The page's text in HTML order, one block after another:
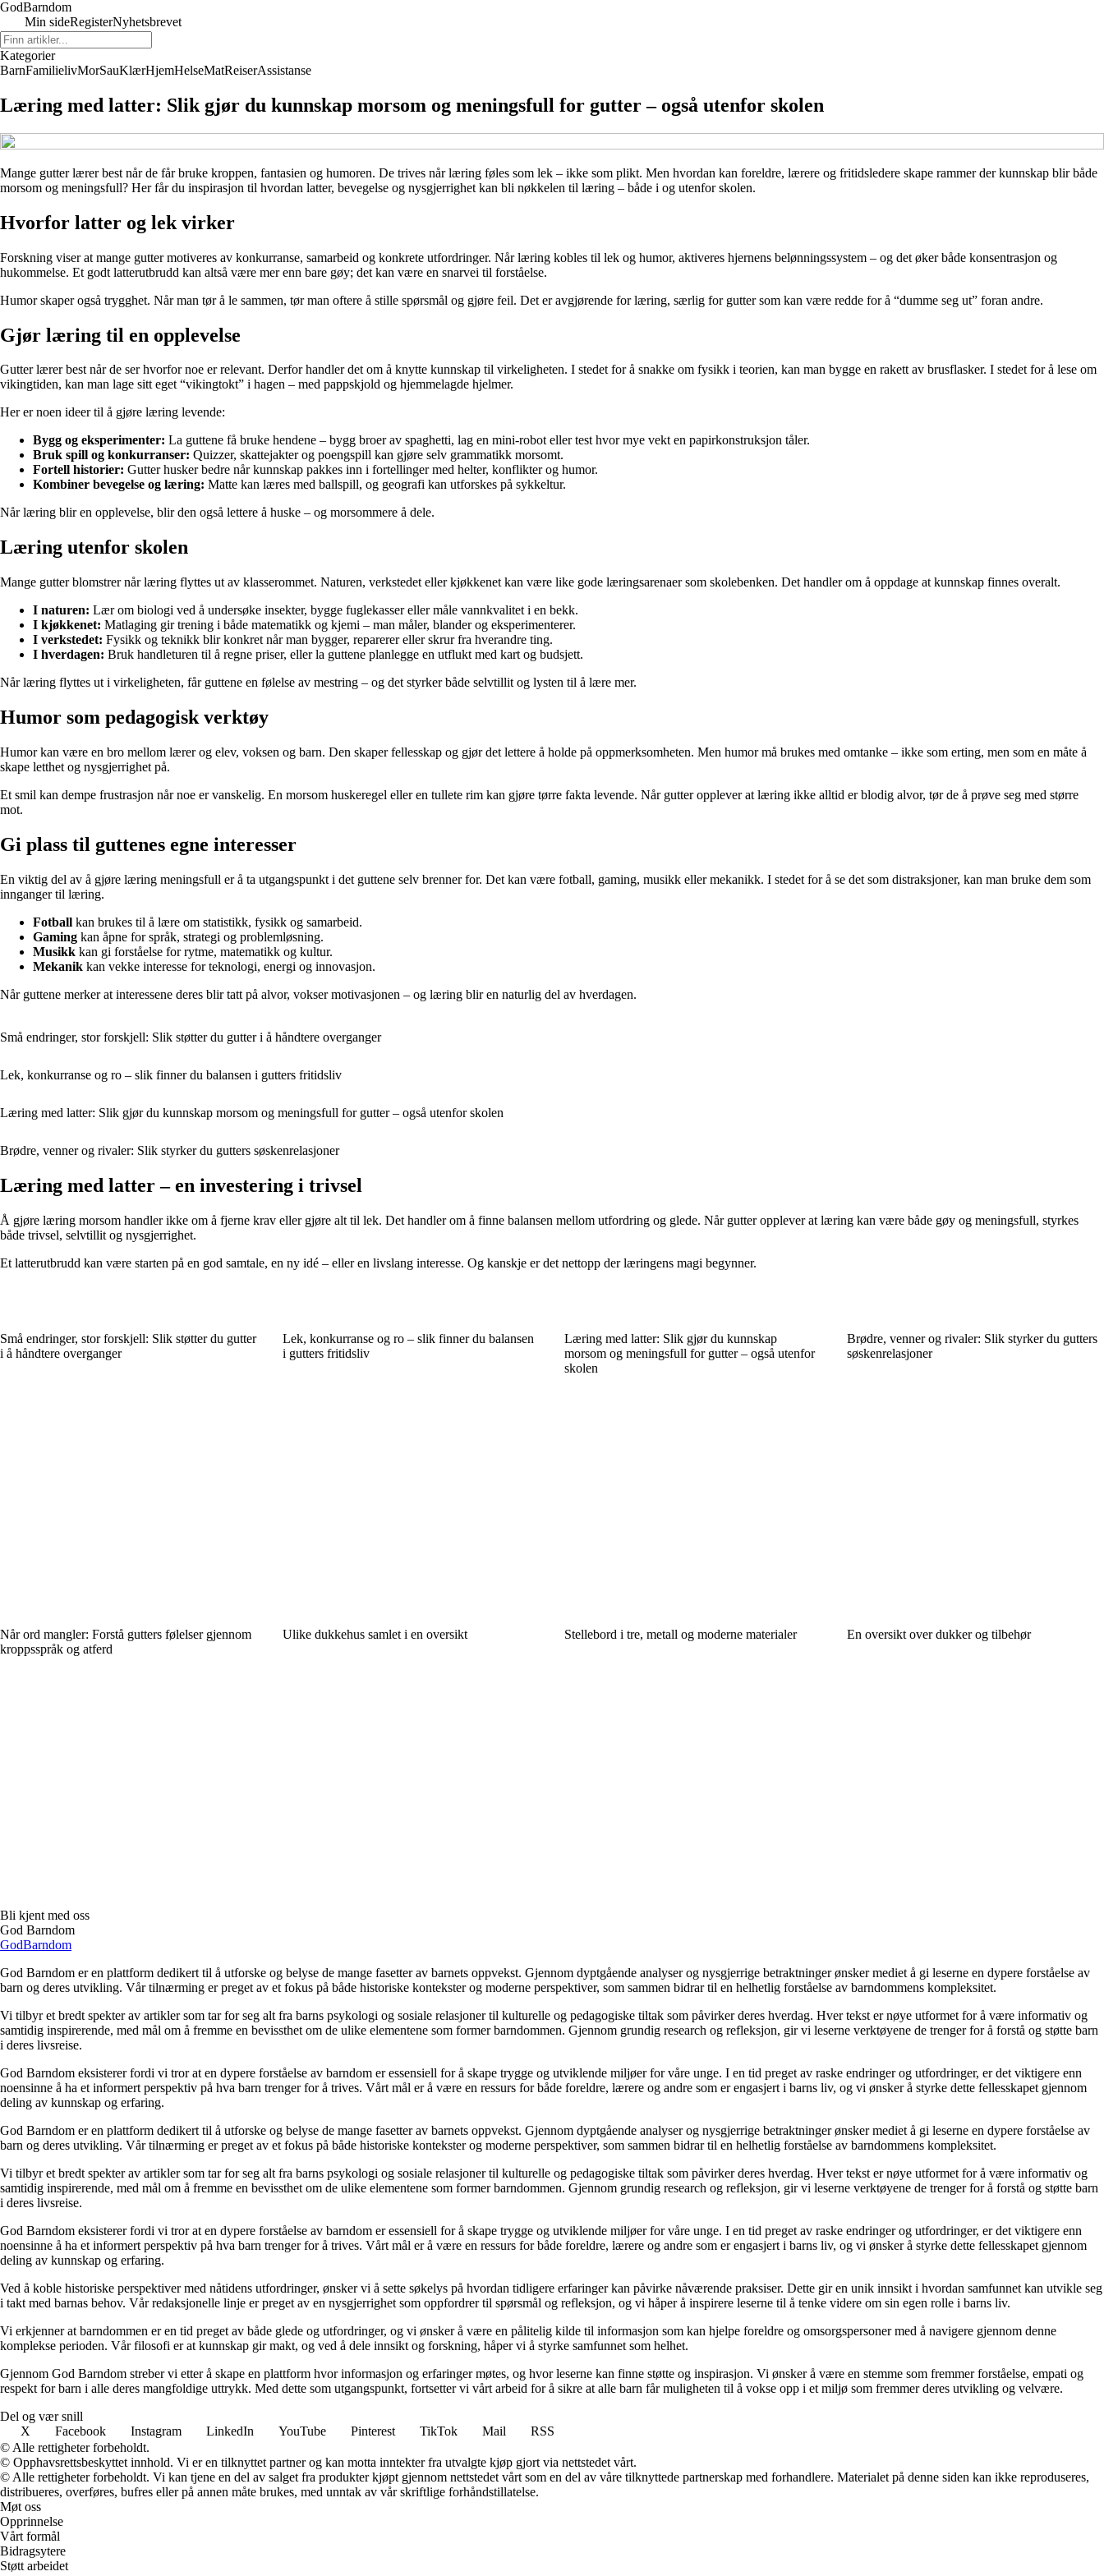
GodBarndom
Min sideRegisterNyhetsbrevet
Kategorier
BarnFamilielivMorSauKlærHjemHelseMatReiserAssistanse
Læring med latter: Slik gjør du kunnskap morsom og meningsfull for gutter – også utenfor skolen
Mange gutter lærer best når de får bruke kroppen, fantasien og humoren. De trives når læring føles som lek – ikke som plikt. Men hvordan kan foreldre, lærere og fritidsledere skape rammer der kunnskap blir både
morsom og meningsfull? Her får du inspirasjon til hvordan latter, bevegelse og nysgjerrighet kan bli nøkkelen til læring – både i og utenfor skolen.
Hvorfor latter og lek virker
Forskning viser at mange gutter motiveres av konkurranse, samarbeid og konkrete utfordringer. Når læring kobles til lek og humor, aktiveres hjernens belønningssystem – og det øker både konsentrasjon og
hukommelse. Et godt latterutbrudd kan altså være mer enn bare gøy; det kan være en snarvei til forståelse.
Humor skaper også trygghet. Når man tør å le sammen, tør man oftere å stille spørsmål og gjøre feil. Det er avgjørende for læring, særlig for gutter som kan være redde for å “dumme seg ut” foran andre.
Gjør læring til en opplevelse
Gutter lærer best når de ser hvorfor noe er relevant. Derfor handler det om å knytte kunnskap til virkeligheten. I stedet for å snakke om fysikk i teorien, kan man bygge en rakett av brusflasker. I stedet for å lese om
vikingtiden, kan man lage sitt eget “vikingtokt” i hagen – med pappskjold og hjemmelagde hjelmer.
Her er noen ideer til å gjøre læring levende:
Bygg og eksperimenter: La guttene få bruke hendene – bygg broer av spaghetti, lag en mini-robot eller test hvor mye vekt en papirkonstruksjon tåler.
Bruk spill og konkurranser: Quizzer, skattejakter og poengspill kan gjøre selv grammatikk morsomt.
Fortell historier: Gutter husker bedre når kunnskap pakkes inn i fortellinger med helter, konflikter og humor.
Kombiner bevegelse og læring: Matte kan læres med ballspill, og geografi kan utforskes på sykkeltur.
Når læring blir en opplevelse, blir den også lettere å huske – og morsommere å dele.
Læring utenfor skolen
Mange gutter blomstrer når læring flyttes ut av klasserommet. Naturen, verkstedet eller kjøkkenet kan være like gode læringsarenaer som skolebenken. Det handler om å oppdage at kunnskap finnes overalt.
I naturen: Lær om biologi ved å undersøke insekter, bygge fuglekasser eller måle vannkvalitet i en bekk.
I kjøkkenet: Matlaging gir trening i både matematikk og kjemi – man måler, blander og eksperimenterer.
I verkstedet: Fysikk og teknikk blir konkret når man bygger, reparerer eller skrur fra hverandre ting.
I hverdagen: Bruk handleturen til å regne priser, eller la guttene planlegge en utflukt med kart og budsjett.
Når læring flyttes ut i virkeligheten, får guttene en følelse av mestring – og det styrker både selvtillit og lysten til å lære mer.
Humor som pedagogisk verktøy
Humor kan være en bro mellom lærer og elev, voksen og barn. Den skaper fellesskap og gjør det lettere å holde på oppmerksomheten. Men humor må brukes med omtanke – ikke som erting, men som en måte å
skape letthet og nysgjerrighet på.
Et smil kan dempe frustrasjon når noe er vanskelig. En morsom huskeregel eller en tullete rim kan gjøre tørre fakta levende. Når gutter opplever at læring ikke alltid er blodig alvor, tør de å prøve seg med større
mot.
Gi plass til guttenes egne interesser
En viktig del av å gjøre læring meningsfull er å ta utgangspunkt i det guttene selv brenner for. Det kan være fotball, gaming, musikk eller mekanikk. I stedet for å se det som distraksjoner, kan man bruke dem som
innganger til læring.
Fotball kan brukes til å lære om statistikk, fysikk og samarbeid.
Gaming kan åpne for språk, strategi og problemløsning.
Musikk kan gi forståelse for rytme, matematikk og kultur.
Mekanik kan vekke interesse for teknologi, energi og innovasjon.
Når guttene merker at interessene deres blir tatt på alvor, vokser motivasjonen – og læring blir en naturlig del av hverdagen.
Små endringer, stor forskjell: Slik støtter du gutter i å håndtere overganger
Lek, konkurranse og ro – slik finner du balansen i gutters fritidsliv
Læring med latter: Slik gjør du kunnskap morsom og meningsfull for gutter – også utenfor skolen
Brødre, venner og rivaler: Slik styrker du gutters søskenrelasjoner
Læring med latter – en investering i trivsel
Å gjøre læring morsom handler ikke om å fjerne krav eller gjøre alt til lek. Det handler om å finne balansen mellom utfordring og glede. Når gutter opplever at læring kan være både gøy og meningsfull, styrkes
både trivsel, selvtillit og nysgjerrighet.
Et latterutbrudd kan være starten på en god samtale, en ny idé – eller en livslang interesse. Og kanskje er det nettopp der læringens magi begynner.
Små endringer, stor forskjell: Slik støtter du gutter
i å håndtere overganger
Lek, konkurranse og ro – slik finner du balansen
i gutters fritidsliv
Læring med latter: Slik gjør du kunnskap
morsom og meningsfull for gutter – også utenfor
skolen
Brødre, venner og rivaler: Slik styrker du gutters
søskenrelasjoner
Når ord mangler: Forstå gutters følelser gjennom
kroppsspråk og atferd
Ulike dukkehus samlet i en oversikt Stellebord i tre, metall og moderne materialer En oversikt over dukker og tilbehør
Bli kjent med oss
God Barndom
GodBarndom
God Barndom er en plattform dedikert til å utforske og belyse de mange fasetter av barnets oppvekst. Gjennom dyptgående analyser og nysgjerrige betraktninger ønsker mediet å gi leserne en dypere forståelse av
barn og deres utvikling. Vår tilnærming er preget av et fokus på både historiske kontekster og moderne perspektiver, som sammen bidrar til en helhetlig forståelse av barndommens kompleksitet.
Vi tilbyr et bredt spekter av artikler som tar for seg alt fra barns psykologi og sosiale relasjoner til kulturelle og pedagogiske tiltak som påvirker deres hverdag. Hver tekst er nøye utformet for å være informativ og
samtidig inspirerende, med mål om å fremme en bevissthet om de ulike elementene som former barndommen. Gjennom grundig research og refleksjon, gir vi leserne verktøyene de trenger for å forstå og støtte barn
i deres livsreise.
God Barndom eksisterer fordi vi tror at en dypere forståelse av barndom er essensiell for å skape trygge og utviklende miljøer for våre unge. I en tid preget av raske endringer og utfordringer, er det viktigere enn
noensinne å ha et informert perspektiv på hva barn trenger for å trives. Vårt mål er å være en ressurs for både foreldre, lærere og andre som er engasjert i barns liv, og vi ønsker å styrke dette fellesskapet gjennom
deling av kunnskap og erfaring.
God Barndom er en plattform dedikert til å utforske og belyse de mange fasetter av barnets oppvekst. Gjennom dyptgående analyser og nysgjerrige betraktninger ønsker mediet å gi leserne en dypere forståelse av
barn og deres utvikling. Vår tilnærming er preget av et fokus på både historiske kontekster og moderne perspektiver, som sammen bidrar til en helhetlig forståelse av barndommens kompleksitet.
Vi tilbyr et bredt spekter av artikler som tar for seg alt fra barns psykologi og sosiale relasjoner til kulturelle og pedagogiske tiltak som påvirker deres hverdag. Hver tekst er nøye utformet for å være informativ og
samtidig inspirerende, med mål om å fremme en bevissthet om de ulike elementene som former barndommen. Gjennom grundig research og refleksjon, gir vi leserne verktøyene de trenger for å forstå og støtte barn
i deres livsreise.
God Barndom eksisterer fordi vi tror at en dypere forståelse av barndom er essensiell for å skape trygge og utviklende miljøer for våre unge. I en tid preget av raske endringer og utfordringer, er det viktigere enn
noensinne å ha et informert perspektiv på hva barn trenger for å trives. Vårt mål er å være en ressurs for både foreldre, lærere og andre som er engasjert i barns liv, og vi ønsker å styrke dette fellesskapet gjennom
deling av kunnskap og erfaring.
Ved å koble historiske perspektiver med nåtidens utfordringer, ønsker vi å sette søkelys på hvordan tidligere erfaringer kan påvirke nåværende praksiser. Dette gir en unik innsikt i hvordan samfunnet kan utvikle seg
i takt med barnas behov. Vår redaksjonelle linje er preget av en nysgjerrighet som oppfordrer til spørsmål og refleksjon, og vi håper å inspirere leserne til å tenke videre om sin egen rolle i barns liv.
Vi erkjenner at barndommen er en tid preget av både glede og utfordringer, og vi ønsker å være en pålitelig kilde til informasjon som kan hjelpe foreldre og omsorgspersoner med å navigere gjennom denne
komplekse perioden. Vår filosofi er at kunnskap gir makt, og ved å dele innsikt og forskning, håper vi å styrke samfunnet som helhet.
Gjennom God Barndom streber vi etter å skape en plattform hvor informasjon og erfaringer møtes, og hvor leserne kan finne støtte og inspirasjon. Vi ønsker å være en stemme som fremmer forståelse, empati og
respekt for barn i alle deres mangfoldige uttrykk. Med dette som utgangspunkt, fortsetter vi vårt arbeid for å sikre at alle barn får muligheten til å vokse opp i et miljø som fremmer deres utvikling og velvære.
Del og vær snill
X
Facebook Instagram LinkedIn YouTube Pinterest TikTok Mail
RSS
© Alle rettigheter forbeholdt.
© Opphavsrettsbeskyttet innhold. Vi er en tilknyttet partner og kan motta inntekter fra utvalgte kjøp gjort via nettstedet vårt.
© Alle rettigheter forbeholdt. Vi kan tjene en del av salget fra produkter kjøpt gjennom nettstedet vårt som en del av våre tilknyttede partnerskap med forhandlere. Materialet på denne siden kan ikke reproduseres,
distribueres, overføres, bufres eller på annen måte brukes, med unntak av vår skriftlige forhåndstillatelse.
Møt oss
Opprinnelse
Vårt formål
Bidragsytere
Støtt arbeidet